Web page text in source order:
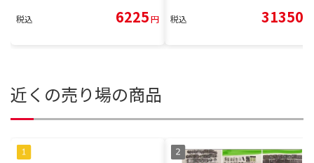
税込 6225円 税込 31350
近くの売り場の商品